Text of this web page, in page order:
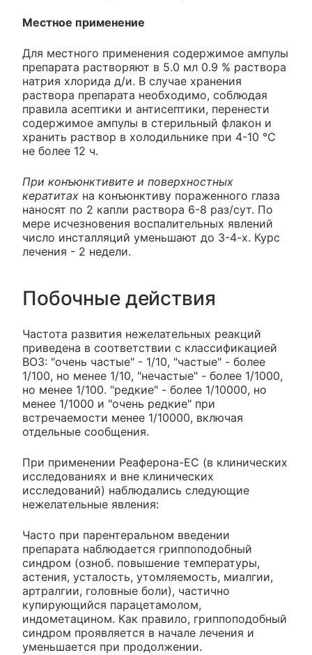
Местное применение
Для местного применения содержимое ампулы
препарата растворяют в 5.0 мл 0.9 % раствора
натрия хлорида д/и. В случае хранения
раствора препарата необходимо, соблюдая
правила асептики и антисептики, перенести
содержимое ампулы в стерильный флакон и
хранить раствор в холодильнике при 4-10 °С
не более 12 ч.
При конъюнктивите и поверхностных
кератитах на конъюнктиву пораженного глаза
наносят по 2 капли раствора 6-8 раз/сут. По
мере исчезновения воспалительных явлений
число инсталляций уменьшают до 3-4-х. Курс
лечения - 2 недели.
Побочные действия
Частота развития нежелательных реакций
приведена в соответствии с классификацией
ВОЗ: "очень частые" - 1/10, "частые" - более
1/100, но менее 1/10, "нечастые" - более 1/1000,
но менее 1/100. "редкие" - более 1/10000, но
менее 1/1000 и "очень редкие" при
встречаемости менее 1/10000, включая
отдельные сообщения.
При применении Реаферона-ЕС (в клинических
исследованиях и вне клинических
исследований) наблюдались следующие
нежелательные явления:
Часто при парентеральном введении
препарата наблюдается гриппоподобный
синдром (озноб. повышение температуры,
астения, усталость, утомляемость, миалгии,
артралгии, головные боли), частично
купирующийся парацетамолом,
индометацином. Как правило, гриппоподобный
синдром проявляется в начале лечения и
уменьшается при продолжении.